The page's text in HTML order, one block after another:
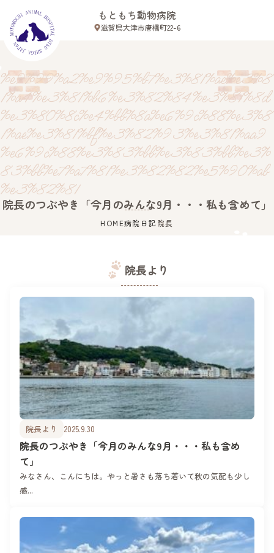
もともち動物病院
滋賀県大津市唐橋町22-6
滋賀県大津市唐橋町22-6
ホーム
スタッフ紹介
診療案内
病院案内
%e9%99%a2%e9%95%b7%e3%81%ae%e3%8
1%a4%e3%81%b6%e3%82%84%e3%81%8d
%e3%80%8c%e4%bb%8a%e6%9c%88%e3%8
1%ae%e3%81%bf%e3%82%93%e3%81%aa9
%e6%9c%88%e3%83%bb%e3%83%bb%e3%
83%bb%e7%a7%81%e3%82%82%e5%90%ab
%e3%82%81
院長のつぶやき「今月のみんな9月・・・私も含めて」
HOME病院日記院長
院長より
院長より 2025.9.30
院長のつぶやき「今月のみんな9月・・・私も含め
て」
みなさん、こんにちは。やっと暑さも落ち着いて秋の気配も少し
感...